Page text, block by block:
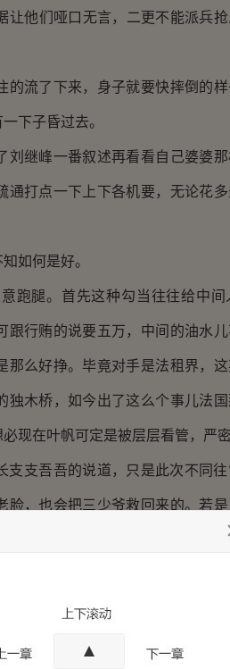
让他们哑口无言，二更不能派兵
流了下来，身子就要快摔倒的样
下子昏过去。
峰一番叙述再看看自己婆婆那
通打点一下上下各机要，无论花
如何是好。
腿。首先这种勾当往往给中间
跟行贿的说要五万，中间的油水
么好挣。毕竟对手是法租界，
独木桥，如今出了这么个事儿法
现在叶帆可定是被层层看管，严密
吾吾的说道，只是此次不同往
脸，也会把三少爷救回来的。若
只是这法国人……
住了，哼！这中统、军统和美
那张臭脸？！就是日本人对我们
法租界有间隙，还用得着求将与你